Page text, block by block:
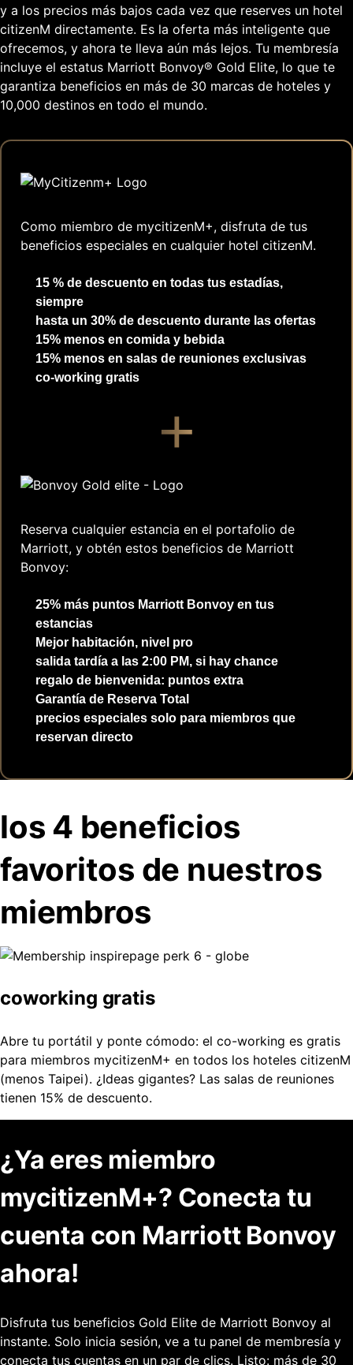
y a los precios más bajos cada vez que reserves un hotel
citizenM directamente. Es la oferta más inteligente que
ofrecemos, y ahora te lleva aún más lejos. Tu membresía
incluye el estatus Marriott Bonvoy® Gold Elite, lo que te
garantiza beneficios en más de 30 marcas de hoteles y
10,000 destinos en todo el mundo.
Como miembro de mycitizenM+, disfruta de tus
beneficios especiales en cualquier hotel citizenM.
15 % de descuento en todas tus estadías,
siempre
hasta un 30% de descuento durante las ofertas
15% menos en comida y bebida
15% menos en salas de reuniones exclusivas
co-working gratis
+
Reserva cualquier estancia en el portafolio de
Marriott, y obtén estos beneficios de Marriott
Bonvoy:
25% más puntos Marriott Bonvoy en tus
estancias
Mejor habitación, nivel pro
salida tardía a las 2:00 PM, si hay chance
regalo de bienvenida: puntos extra
Garantía de Reserva Total
precios especiales solo para miembros que
reservan directo
los 4 beneficios
favoritos de nuestros
miembros
coworking gratis
Abre tu portátil y ponte cómodo: el co-working es gratis
para miembros mycitizenM+ en todos los hoteles citizenM
(menos Taipei). ¿Ideas gigantes? Las salas de reuniones
tienen 15% de descuento.
¿Ya eres miembro
mycitizenM+? Conecta tu
cuenta con Marriott Bonvoy
ahora!
Disfruta tus beneficios Gold Elite de Marriott Bonvoy al
instante. Solo inicia sesión, ve a tu panel de membresía y
conecta tus cuentas en un par de clics. Listo: más de 30